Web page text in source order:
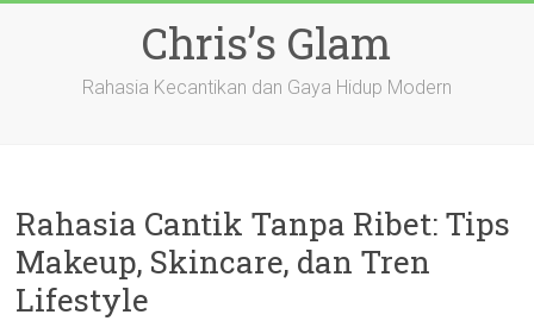
Chris’s Glam
Rahasia Kecantikan dan Gaya Hidup Modern
Rahasia Cantik Tanpa Ribet: Tips
Makeup, Skincare, dan Tren
Lifestyle